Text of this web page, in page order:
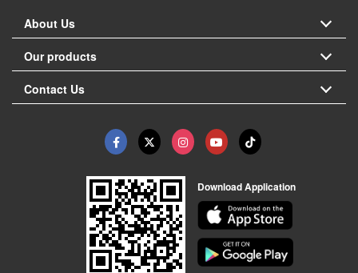
About Us
Our products
Contact Us
Download Application